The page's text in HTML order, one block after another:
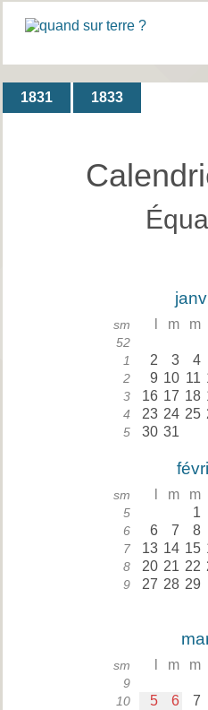
1831 1833
sm m m
52
1 2 3 4
2 9 10 11
3 16 17 18
4 23 24 25
5 30 31
sm m m
5 1
6 6 7 8
7 13 14 15
8 20 21 22
9 27 28 29
sm m m
9
10 5 6 7